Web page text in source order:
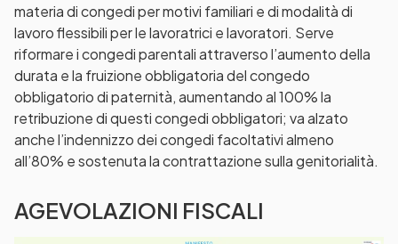
materia di congedi per motivi familiari e di modalità di
lavoro flessibili per le lavoratrici e lavoratori. Serve
riformare i congedi parentali attraverso l’aumento della
durata e la fruizione obbligatoria del congedo
obbligatorio di paternità, aumentando al 100% la
retribuzione di questi congedi obbligatori; va alzato
anche l’indennizzo dei congedi facoltativi almeno
all’80% e sostenuta la contrattazione sulla genitorialità.
AGEVOLAZIONI FISCALI